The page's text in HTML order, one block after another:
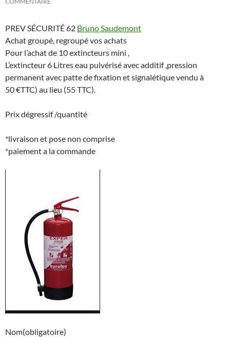
PREV SÉCURITÉ 62 Bruno Saudemont
Achat groupé, regroupé vos achats
Pour l’achat de 10 extincteurs mini ,
L’extincteur 6 Litres eau pulvérisé avec additif ,pression
permanent avec patte de fixation et signalétique vendu à
50 €TTC) au lieu (55 TTC).
Prix dégressif /quantité
*livraison et pose non comprise
*paiement a la commande
Nom(obligatoire)